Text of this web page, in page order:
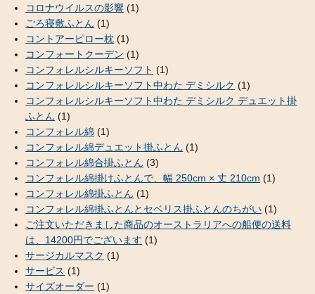
コロナウイルスの影響 (1)
ごろ寝敷ふとん (1)
コントアーピロー枕 (1)
コンフォートクーデン (1)
コンフォレルシルキーソフト (1)
コンフォレルシルキーソフト中わた デミシルク (1)
コンフォレルシルキーソフト中わた デミシルク デュエット掛
ふとん (1)
コンフォレル綿 (1)
コンフォレル綿デュエット掛ふとん (1)
コンフォレル綿合掛ふとん (3)
コンフォレル綿掛けふとんで、幅 250cm × 丈 210cm (1)
コンフォレル綿掛ふとん (1)
コンフォレル綿掛ふとんとセベリス掛ふとんのちがい (1)
ご注文いただきました商品のオーストラリアへの船便の送料
は、14200円でございます (1)
サージカルマスク (1)
サービス (1)
サイズオーダー (1)